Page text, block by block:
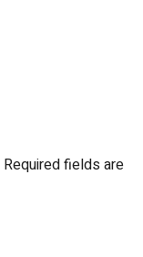
Required fields are